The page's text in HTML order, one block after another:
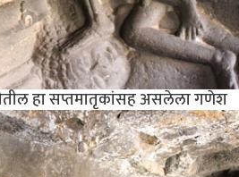
हा सप्तमातृकांसह असलेला गणेश